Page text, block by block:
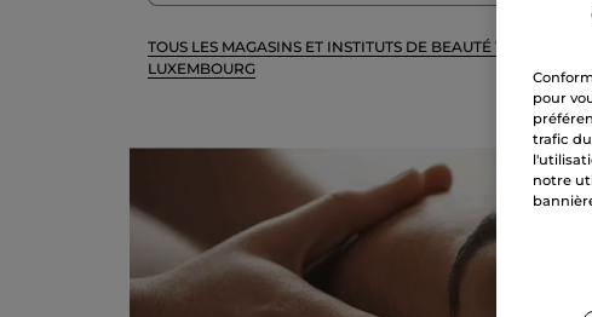
TOUS LES MAGASINS ET INSTITUTS DE BEAUTÉ YVES
LUXEMBOURG
pour
trafic
notre